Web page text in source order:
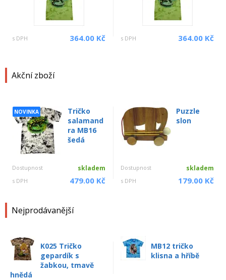
Akční zboží
NOVINKA
Tričko
salamand
ra MB16
šedá
Dostupnost skladem
s DPH 479.00 Kč
Puzzle
slon
Dostupnost skladem
s DPH 179.00 Kč
Nejprodávanější
K025 Tričko
gepardík s
žabkou, tmavě
hnědá
MB12 tričko
klisna a hříbě
s DPH 364.00 Kč s DPH 364.00 Kč